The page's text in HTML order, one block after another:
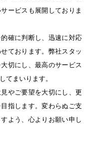
ービスも展開しておりま
確に判断し、迅速に対応
ております。弊社スタッ
切にし、最高のサービス
てまいります。
やご要望を大切にし、更
指します。変わらぬご支
よう、心よりお願い申し